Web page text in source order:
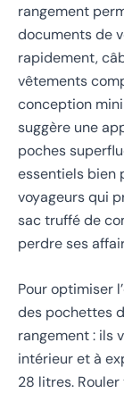
rangement
documents de
rapidement,
vêtements
conception
suggère une
poches
essentiels bien
voyageurs qui
sac truffé de
perdre ses
Pour optimiser
des pochettes
rangement : ils
intérieur et à
28 litres.